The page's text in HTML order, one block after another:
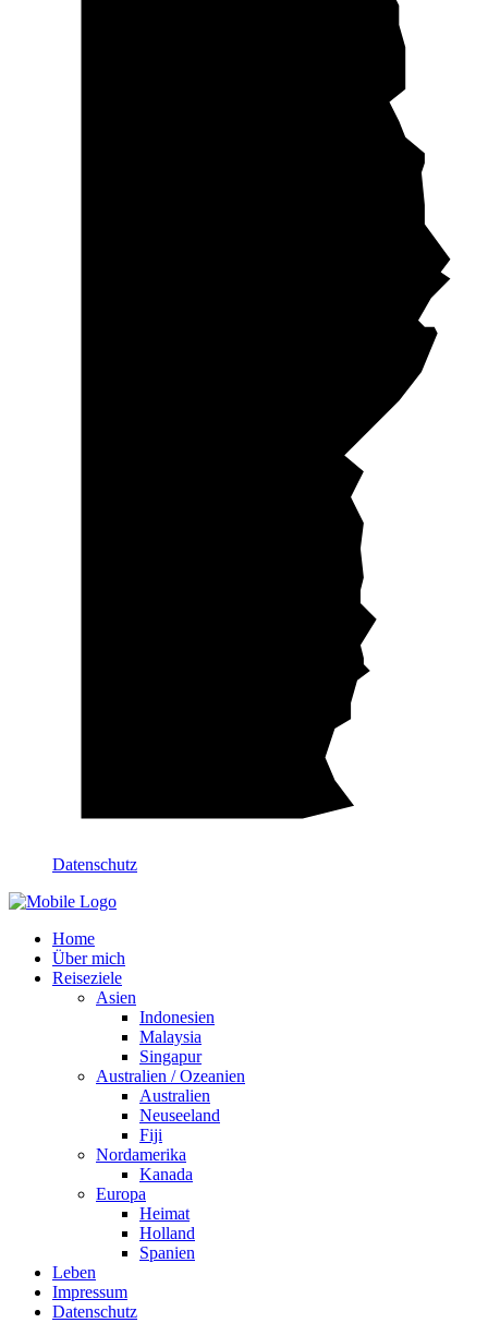
Datenschutz
Home
Über mich
Reiseziele
Asien
Indonesien
Malaysia
Singapur
Australien / Ozeanien
Australien
Neuseeland
Fiji
Nordamerika
Kanada
Europa
Heimat
Holland
Spanien
Leben
Impressum
Datenschutz